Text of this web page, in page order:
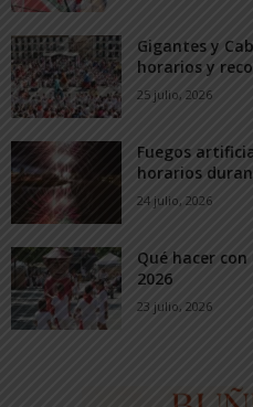
Gigantes y
horarios y
25 julio, 2026
Fuegos
horarios
24 julio, 2026
Qué hacer
2026
23 julio, 2026